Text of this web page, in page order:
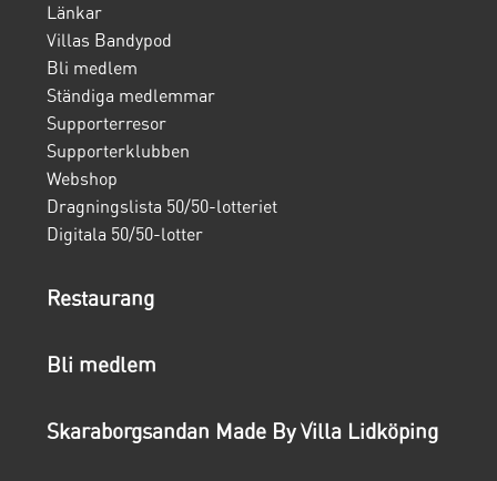
Länkar
Villas Bandypod
Bli medlem
Ständiga medlemmar
Supporterresor
Supporterklubben
Webshop
Dragningslista 50/50-lotteriet
Digitala 50/50-lotter
Restaurang
Bli medlem
Skaraborgsandan Made By Villa Lidköping